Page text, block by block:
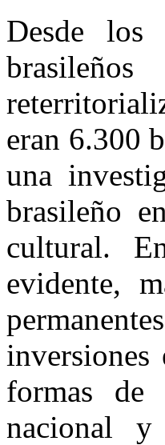
Desde
eran 6.300
una
brasileño
cultural.
evidente,
inversiones
formas de
nacional